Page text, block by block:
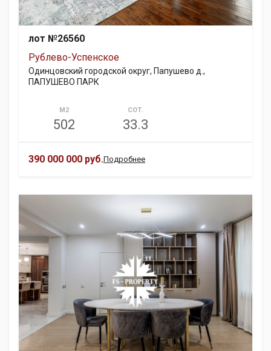
лот №26560
Рублево-Успенское
Одинцовский городской округ, Папушево д.,
ПАПУШЕВО ПАРК
М2
502
СОТ.
33.3
390 000 000 руб.Подробнее